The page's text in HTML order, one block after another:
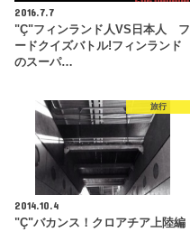
2016.7.7
"Ç"フィンランド人VS日本人 フ
ードクイズバトル!フィンランド
のスーパ…
旅行
2014.10.4
"Ç"バカンス！クロアチア上陸編